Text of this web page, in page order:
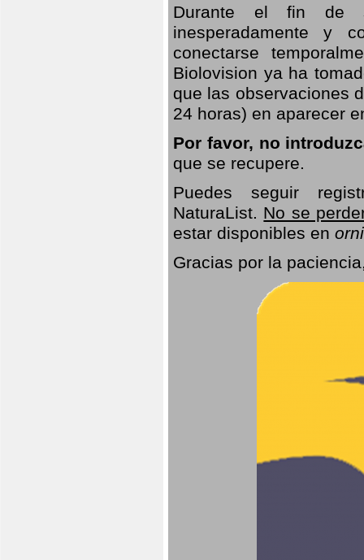
Durante el fin de
inesperadamente y
conectarse
Biolovision ya ha
que las observaciones
24 horas) en aparecer
Por favor, no
que se recupere.
Puedes seguir
NaturaList. No se
estar disponibles en
Gracias por la